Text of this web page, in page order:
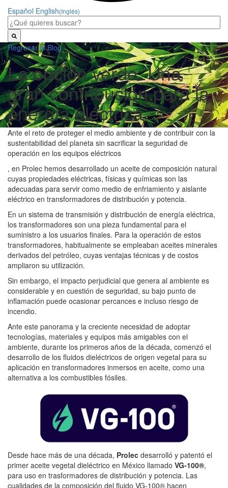
Español English(Inglés)
Regresar al Blog
La opción verde: Una
gran contribución para la
energía eléctrica
Ante el reto de proteger el medio ambiente y de contribuir con la
sustentabilidad del planeta sin sacrificar la seguridad de
operación en los equipos eléctricos
, en Prolec hemos desarrollado un aceite de composición natural
cuyas propiedades eléctricas, físicas y químicas son las
adecuadas para servir como medio de enfriamiento y aislante
eléctrico en transformadores de distribución y potencia.
En un sistema de transmisión y distribución de energía eléctrica,
los transformadores son una pieza fundamental para el
suministro a los usuarios finales. Para la operación de estos
transformadores, habitualmente se empleaban aceites minerales
derivados del petróleo, cuyas ventajas técnicas y de costos
ampliaron su utilización.
Sin embargo, el impacto perjudicial que genera al ambiente es
considerable y en cuestión de seguridad, su bajo punto de
inflamación puede ocasionar percances e incluso riesgo de
incendio.
Ante este panorama y la creciente necesidad de adoptar
tecnologías, materiales y equipos más amigables con el
ambiente, durante los primeros años de la década, comenzó el
desarrollo de los fluidos dieléctricos de origen vegetal para su
aplicación en transformadores inmersos en aceite, como una
alternativa a los combustibles fósiles.
Desde hace más de una década, Prolec desarrolló y patentó el
primer aceite vegetal dieléctrico en México llamado VG-100®,
para uso en trasformadores de distribución y potencia. Las
cualidades de la composición del fluido VG-100® hacen